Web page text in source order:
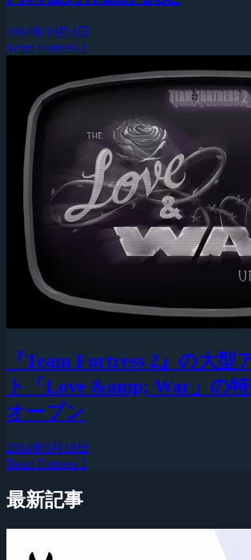
2014年10月3日
Team Fortress 2
『Team Fortress 2』の大型
ト「Love &amp; War」の
オープン
2014年6月18日
Team Fortress 2
最新記事